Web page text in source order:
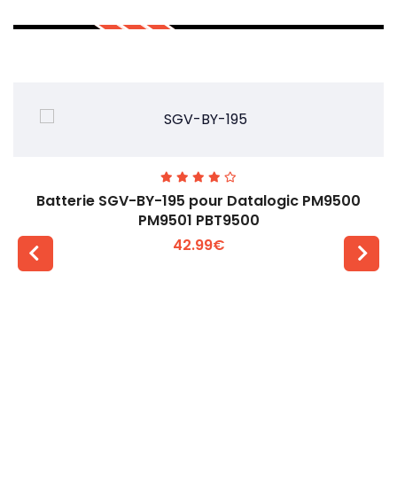
Batterie SGV-BY-195 pour Datalogic PM9500
PM9501 PBT9500
42.99€